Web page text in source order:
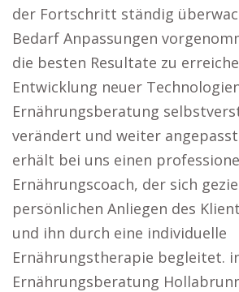
der Fortschritt ständig
Bedarf Anpassungen
die besten Resultate zu
Entwicklung neuer
Ernährungsberatung
verändert und weiter
erhält bei uns einen
Ernährungscoach, der sich
persönlichen Anliegen des
und ihn durch eine individuelle
Ernährungstherapie begleitet.
Ernährungsberatung